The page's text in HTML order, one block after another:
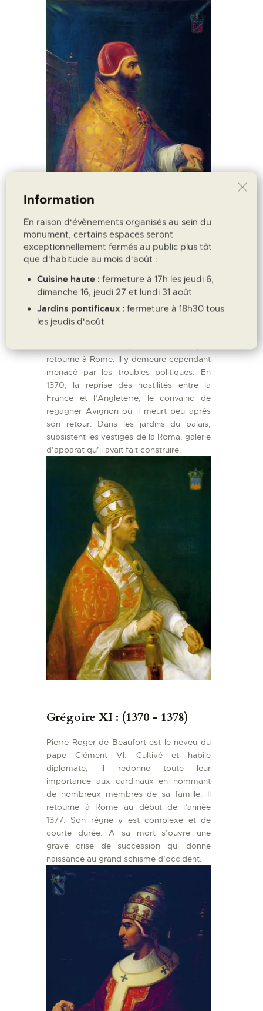
Urbain V : (1362 - 1370)
Guillaume Grimoard se distingue par sa
modestie qui l’incite à limiter les excès de
la curie. Il consacre son temps à la prière
et manifeste une certaine défiance à
retourne à Rome. Il y demeure cependant
menacé par les troubles politiques. En
1370, la reprise des hostilités entre la
France et l’Angleterre, le convainc de
regagner Avignon où il meurt peu après
son retour. Dans les jardins du palais,
subsistent les vestiges de la Roma, galerie
d’apparat qu’il avait fait construire.
Grégoire XI : (1370 - 1378)
Pierre Roger de Beaufort est le neveu du
pape Clément VI. Cultivé et habile
diplomate, il redonne toute leur
importance aux cardinaux en nommant
de nombreux membres de sa famille. Il
retourne à Rome au début de l’année
1377. Son règne y est complexe et de
courte durée. A sa mort s’ouvre une
grave crise de succession qui donne
naissance au grand schisme d’occident.
Information
En raison d'évènements organisés au sein du
monument, certains espaces seront
exceptionnellement fermés au public plus tôt
que d'habitude au mois d'août :
Cuisine haute : fermeture à 17h les jeudi 6,
dimanche 16, jeudi 27 et lundi 31 août
Jardins pontificaux : fermeture à 18h30 tous
les jeudis d'août